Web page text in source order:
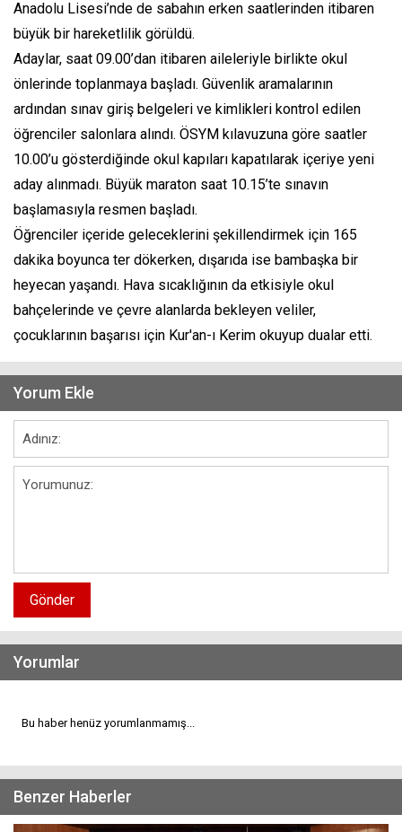
Anadolu Lisesi’nde de sabahın erken saatlerinden itibaren
büyük bir hareketlilik görüldü.
Adaylar, saat 09.00’dan itibaren aileleriyle birlikte okul
önlerinde toplanmaya başladı. Güvenlik aramalarının
ardından sınav giriş belgeleri ve kimlikleri kontrol edilen
öğrenciler salonlara alındı. ÖSYM kılavuzuna göre saatler
10.00’u gösterdiğinde okul kapıları kapatılarak içeriye yeni
aday alınmadı. Büyük maraton saat 10.15’te sınavın
başlamasıyla resmen başladı.
Öğrenciler içeride geleceklerini şekillendirmek için 165
dakika boyunca ter dökerken, dışarıda ise bambaşka bir
heyecan yaşandı. Hava sıcaklığının da etkisiyle okul
bahçelerinde ve çevre alanlarda bekleyen veliler,
çocuklarının başarısı için Kur'an-ı Kerim okuyup dualar etti.
Yorum Ekle
Gönder
Yorumlar
Bu haber henüz yorumlanmamış...
Benzer Haberler